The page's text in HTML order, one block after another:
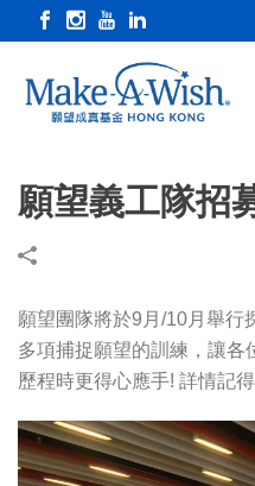
願望義工隊招
願望團隊將於9月/10月舉行
多項捕捉願望的訓練，讓各
歷程時更得心應手! 詳情記